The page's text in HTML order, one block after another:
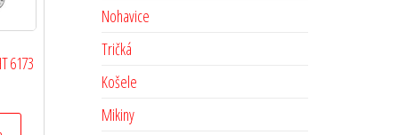
6173
Nohavice
Tričká
Košele
Mikiny